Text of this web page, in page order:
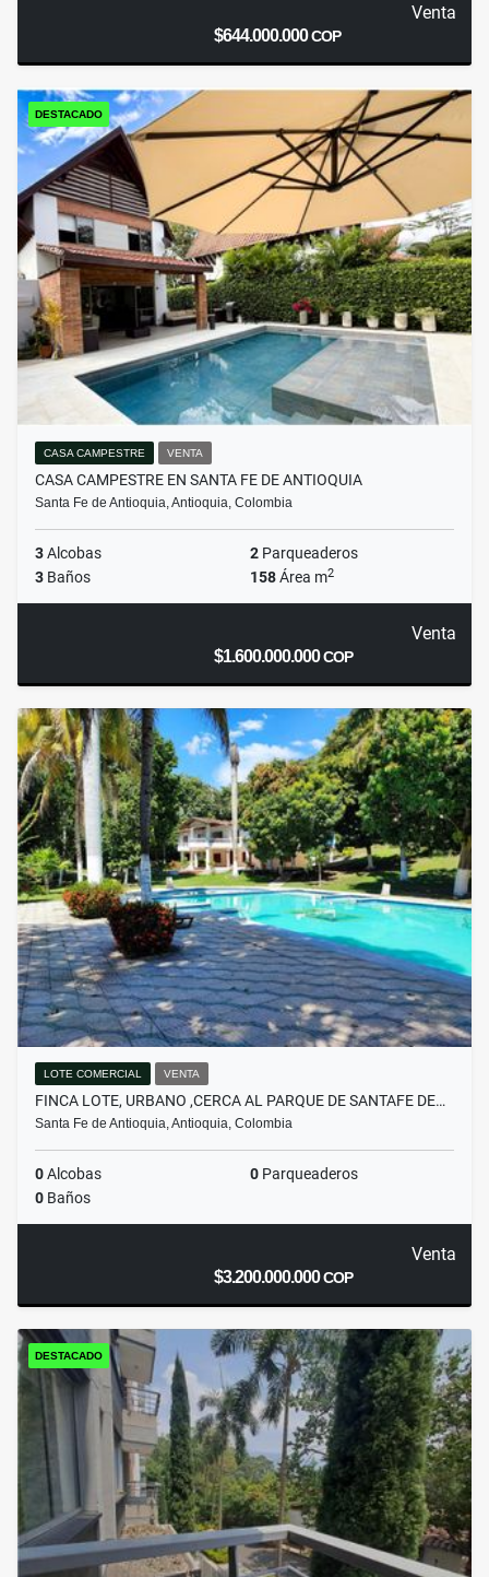
Venta
$644.000.000COP
DESTACADO
CASA CAMPESTRE VENTA
CASA CAMPESTRE EN SANTA FE DE ANTIOQUIA
Santa Fe de Antioquia, Antioquia, Colombia
3Alcobas 2 Parqueaderos
3 Baños 158Área m2
Venta
$1.600.000.000COP
LOTE COMERCIAL VENTA
FINCA LOTE, URBANO ,CERCA AL PARQUE DE SANTAFE DE…
Santa Fe de Antioquia, Antioquia, Colombia
0Alcobas 0 Parqueaderos
0 Baños
Venta
$3.200.000.000COP
DESTACADO